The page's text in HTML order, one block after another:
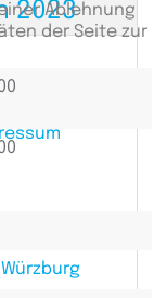
2023Ablehnung
der Seite zur